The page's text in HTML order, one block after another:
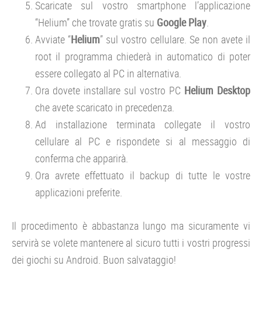
Scaricate sul vostro smartphone l’applicazione
“Helium” che trovate gratis su Google Play.
Avviate “Helium” sul vostro cellulare. Se non avete il
root il programma chiederà in automatico di poter
essere collegato al PC in alternativa.
Ora dovete installare sul vostro PC Helium Desktop
che avete scaricato in precedenza.
Ad installazione terminata collegate il vostro
cellulare al PC e rispondete si al messaggio di
conferma che apparirà.
Ora avrete effettuato il backup di tutte le vostre
applicazioni preferite.
Il procedimento è abbastanza lungo ma sicuramente vi
servirà se volete mantenere al sicuro tutti i vostri progressi
dei giochi su Android. Buon salvataggio!